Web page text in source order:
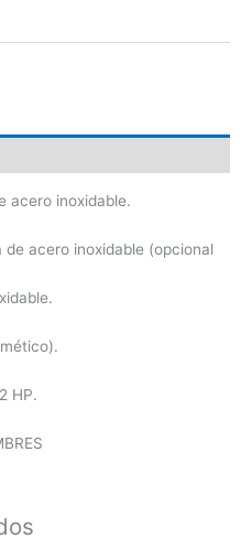
acero inoxidable.
acero inoxidable (opcional
HP.